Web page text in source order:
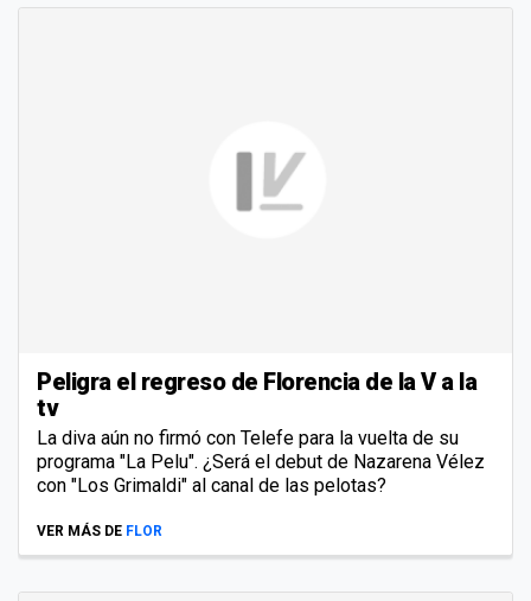
Peligra el regreso de Florencia de la V a la
tv
La diva aún no firmó con Telefe para la vuelta de su
programa "La Pelu". ¿Será el debut de Nazarena Vélez
con "Los Grimaldi" al canal de las pelotas?
VER MÁS DE FLOR